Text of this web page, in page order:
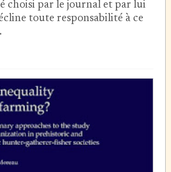
choisi par le journal et par lui
toute responsabilité à ce